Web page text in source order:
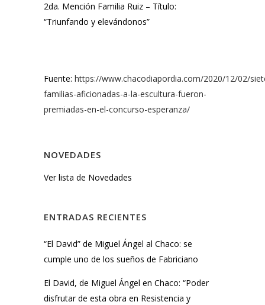
2da. Mención Familia Ruiz – Título:
“Triunfando y elevándonos”
Fuente: https://www.chacodiapordia.com/2020/12/02/
familias-aficionadas-a-la-escultura-fueron-
premiadas-en-el-concurso-esperanza/
NOVEDADES
Ver lista de Novedades
ENTRADAS RECIENTES
“El David” de Miguel Ángel al Chaco: se
cumple uno de los sueños de Fabriciano
El David, de Miguel Ángel en Chaco: “Poder
disfrutar de esta obra en Resistencia y